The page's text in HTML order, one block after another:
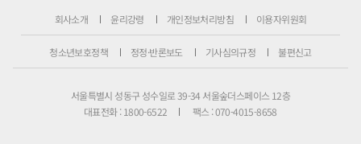
회사소개 윤리강령 개인정보처리방침 이용자위원회
청소년보호정책 정정·반론보도 기사심의규정 불편신고
서울특별시 성동구 성수일로 39-34 서울숲더스페이스 12층
대표전화 : 1800-6522
팩스 : 070-4015-8658